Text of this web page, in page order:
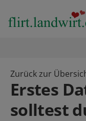
Zurück zur
Erstes
solltest